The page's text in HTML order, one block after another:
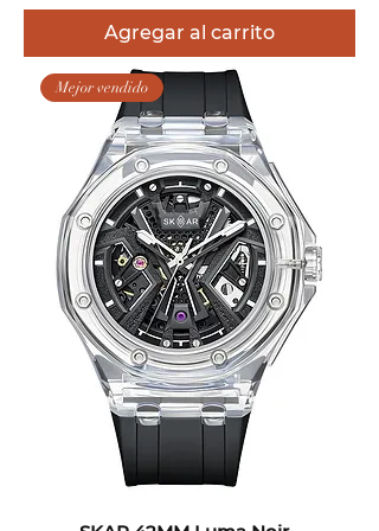
Agregar al carrito
Mejor vendido